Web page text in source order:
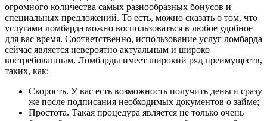
огромного количества самых разнообразных бонусов и
специальных предложений. То есть, можно сказать о том, что
услугами ломбарда можно воспользоваться в любое удобное
для вас время. Соответственно, использование услуг ломбарда
сейчас является невероятно актуальным и широко
востребованным. Ломбарды имеет широкий ряд преимуществ,
таких, как:
Скорость. У вас есть возможность получить деньги сразу
же после подписания необходимых документов о займе;
Простота. Такая процедура является не только очень